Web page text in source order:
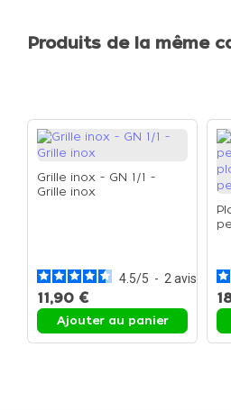
Produits de la même
Grille inox - GN 1/1 -
Grille inox
4.5/5 - 2avis
11,90 €
Ajouter au panier